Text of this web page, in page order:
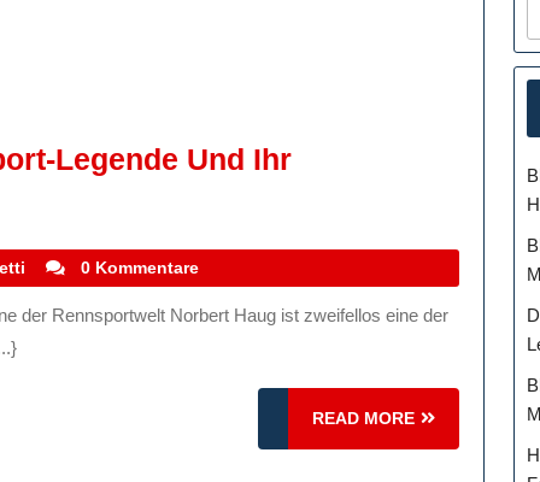
Legende Und Ihr
stefanocoletti
0 Kommentare
READ MORE
READ
MORE